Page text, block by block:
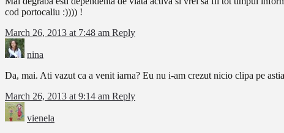
cod portocaliu :)))) !
March 26, 2013 at 7:48 am Reply
nina
Da, mai. Ati vazut ca a venit iarna? Eu nu i-am crezut nicio clipa pe
March 26, 2013 at 9:14 am Reply
vienela